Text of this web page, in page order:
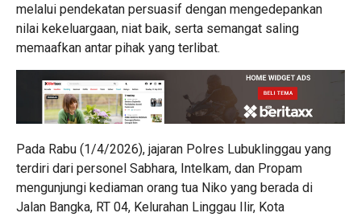
melalui pendekatan persuasif dengan mengedepankan
nilai kekeluargaan, niat baik, serta semangat saling
memaafkan antar pihak yang terlibat.
Pada Rabu (1/4/2026), jajaran Polres Lubuklinggau yang
terdiri dari personel Sabhara, Intelkam, dan Propam
mengunjungi kediaman orang tua Niko yang berada di
Jalan Bangka, RT 04, Kelurahan Linggau Ilir, Kota